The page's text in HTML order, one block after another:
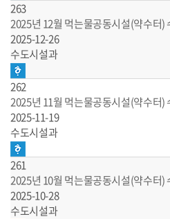
263
2025년 12월 먹는물공동시설(약수터)
2025-12-26
수도시설과
262
2025년 11월 먹는물공동시설(약수터)
2025-11-19
수도시설과
261
2025년 10월 먹는물공동시설(약수터)
2025-10-28
수도시설과